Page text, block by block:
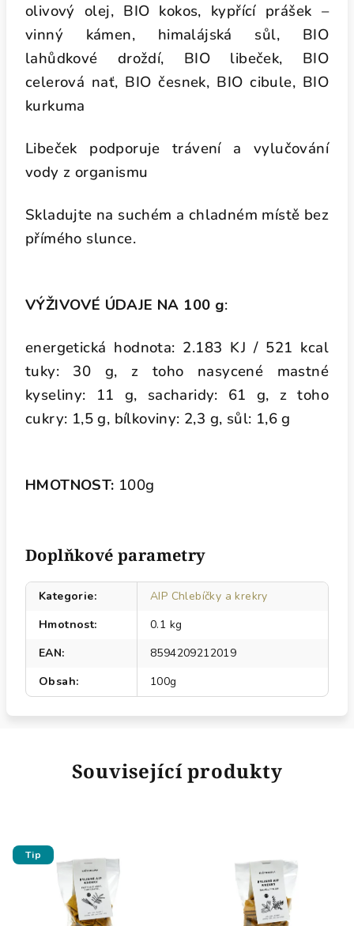
olivový olej, BIO kokos, kypřící prášek –
vinný kámen, himalájská sůl, BIO
lahůdkové droždí, BIO libeček, BIO
celerová nať, BIO česnek, BIO cibule, BIO
kurkuma
Libeček podporuje trávení a vylučování
vody z organismu
Skladujte na suchém a chladném místě bez
přímého slunce.
VÝŽIVOVÉ ÚDAJE NA 100 g:
energetická hodnota: 2.183 KJ / 521 kcal
tuky: 30 g, z toho nasycené mastné
kyseliny: 11 g, sacharidy: 61 g, z toho
cukry: 1,5 g, bílkoviny: 2,3 g, sůl: 1,6 g
HMOTNOST: 100g
Doplňkové parametry
Kategorie:
AIP Chlebíčky a krekry
Hmotnost:
0.1 kg
EAN:
8594209212019
Obsah: 100g
Související produkty
Tip